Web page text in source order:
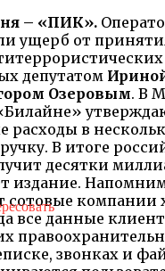
– «ПИК».
ущерб от
депутатом
Озеровым. В
расходы в
В итоге
десятки
издание.
сотовые компании
все данные
звонках и